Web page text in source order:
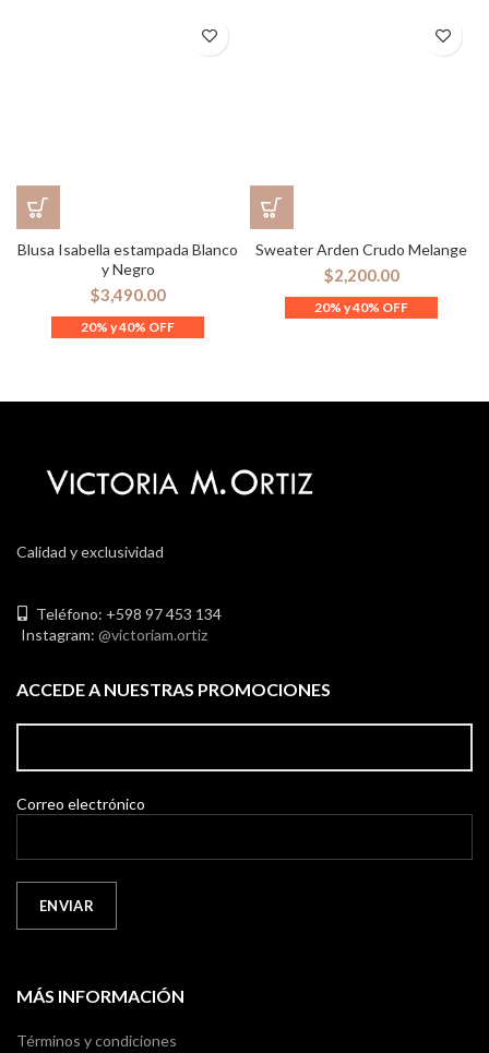
Blusa Isabella estampada Blanco
y Negro
$3,490.00
Sweater Arden Crudo Melange
$2,200.00
Calidad y exclusividad
Teléfono: +598 97 453 134
Instagram: @victoriam.ortiz
ACCEDE A NUESTRAS PROMOCIONES
Correo electrónico
MÁS INFORMACIÓN
Términos y condiciones